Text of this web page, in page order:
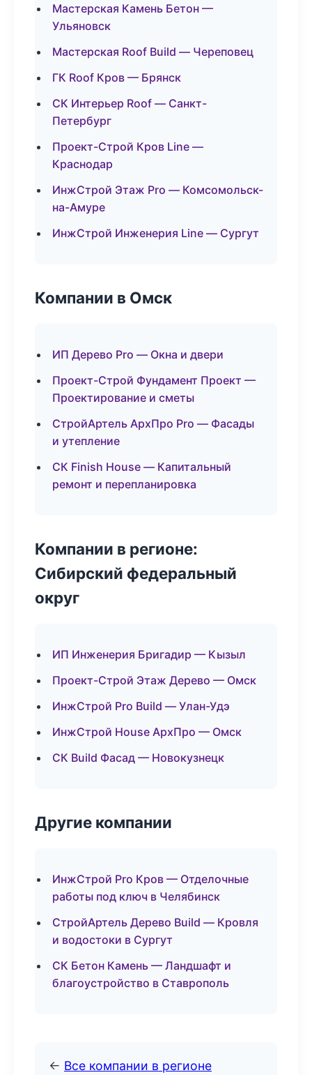
Мастерская Камень Бетон —
Ульяновск
Мастерская Roof Build — Череповец
ГК Roof Кров — Брянск
СК Интерьер Roof — Санкт-
Петербург
Проект-Строй Кров Line —
Краснодар
ИнжСтрой Этаж Pro — Комсомольск-
на-Амуре
ИнжСтрой Инженерия Line — Сургут
Компании в Омск
ИП Дерево Pro — Окна и двери
Проект-Строй Фундамент Проект —
Проектирование и сметы
СтройАртель АрхПро Pro — Фасады
и утепление
СК Finish House — Капитальный
ремонт и перепланировка
Компании в регионе:
Сибирский федеральный
округ
ИП Инженерия Бригадир — Кызыл
Проект-Строй Этаж Дерево — Омск
ИнжСтрой Pro Build — Улан-Удэ
ИнжСтрой House АрхПро — Омск
СК Build Фасад — Новокузнецк
Другие компании
ИнжСтрой Pro Кров — Отделочные
работы под ключ в Челябинск
СтройАртель Дерево Build — Кровля
и водостоки в Сургут
СК Бетон Камень — Ландшафт и
благоустройство в Ставрополь
← Все компании в регионе